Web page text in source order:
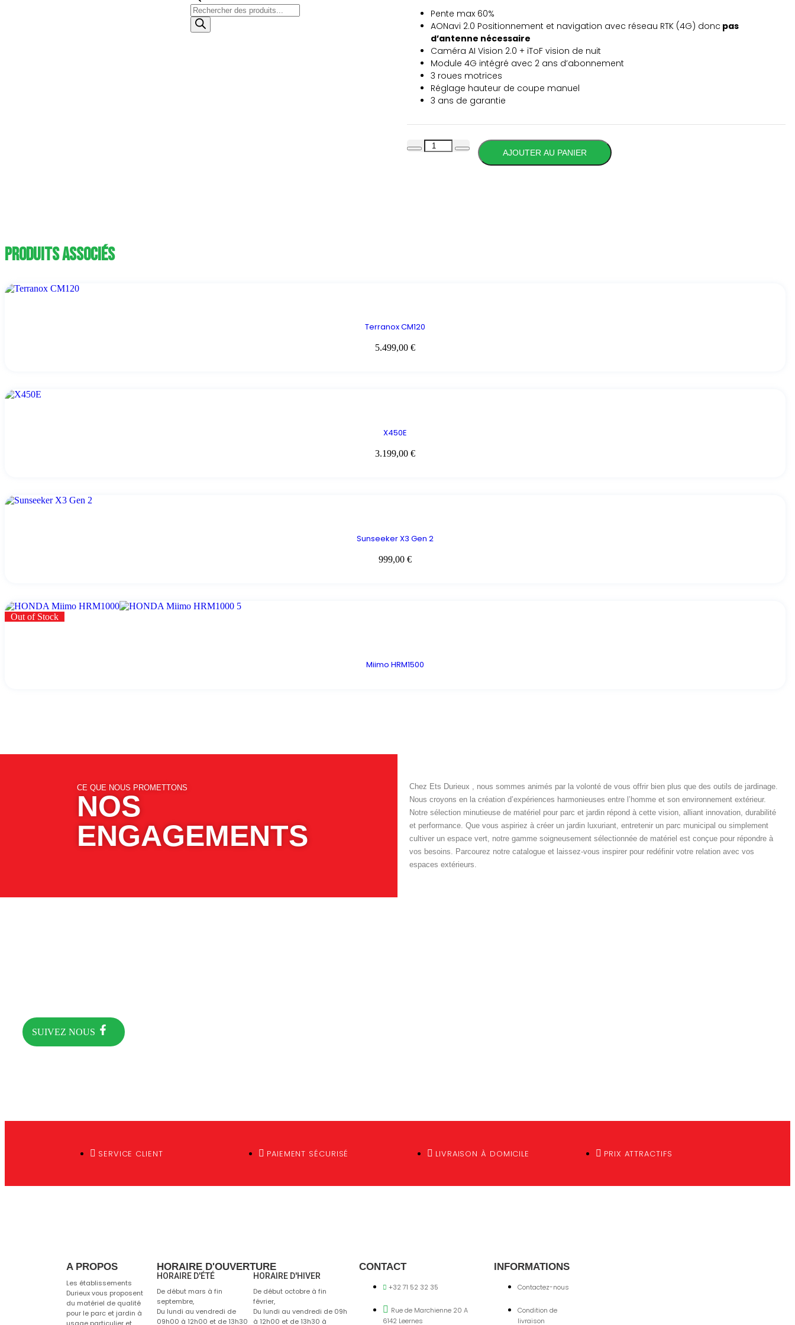
Pente max 60%
AONavi 2.0 Positionnement et navigation avec réseau RTK (4G) donc pas
d’antenne nécessaire
Caméra AI Vision 2.0 + iToF vision de nuit
Module 4G intégré avec 2 ans d’abonnement
3 roues motrices
Réglage hauteur de coupe manuel
3 ans de garantie
AJOUTER AU PANIER
Produits associés
Terranox CM120
5.499,00 €
X450E
3.199,00 €
Sunseeker X3 Gen 2
999,00 €
Out of Stock
Miimo HRM1500
CE QUE NOUS PROMETTONS​​
NOS
ENGAGEMENTS​
Chez Ets Durieux , nous sommes animés par la volonté de vous offrir bien plus que des outils de jardinage.
Nous croyons en la création d’expériences harmonieuses entre l’homme et son environnement extérieur.
Notre sélection minutieuse de matériel pour parc et jardin répond à cette vision, alliant innovation, durabilité
et performance. Que vous aspiriez à créer un jardin luxuriant, entretenir un parc municipal ou simplement
cultiver un espace vert, notre gamme soigneusement sélectionnée de matériel est conçue pour répondre à
vos besoins. Parcourez notre catalogue et laissez-vous inspirer pour redéfinir votre relation avec vos
espaces extérieurs.
SUIVEZ NOUS
SERVICE CLIENT PAIEMENT SÉCURISÉ LIVRAISON À DOMICILE PRIX ATTRACTIFS
A PROPOS
Les établissements
Durieux vous proposent
du matériel de qualité
pour le parc et jardin à
HORAIRE D'OUVERTURE
HORAIRE D'ÉTÉ
De début mars à fin
septembre,
Du lundi au vendredi de
09h00 à 12h00 et de 13h30
HORAIRE D'HIVER
De début octobre à fin
février,
Du lundi au vendredi de 09h
à 12h00 et de 13h30 à
CONTACT
+32 71 52 32 35
Rue de Marchienne 20 A
6142 Leernes
INFORMATIONS
Contactez-nous
Condition de
livraison